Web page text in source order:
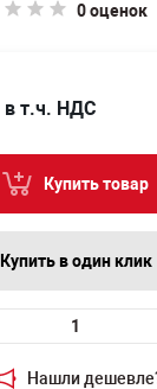
0 оценок
Нашли
в т.ч. НДС
Купить товар
Купить в один клик